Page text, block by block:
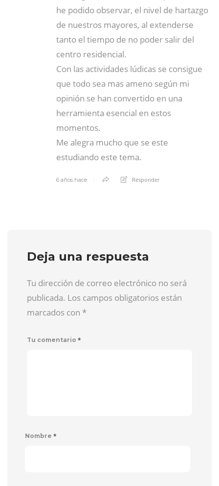
he podido observar, el nivel de hartazgo
de nuestros mayores, al extenderse
tanto el tiempo de no poder salir del
centro residencial.
Con las actividades lúdicas se consigue
que todo sea mas ameno según mi
opinión se han convertido en una
herramienta esencial en estos
momentos.
Me alegra mucho que se este
estudiando este tema.
6 años hace Responder
Deja una respuesta
Tu dirección de correo electrónico no será
publicada. Los campos obligatorios están
marcados con *
Tu comentario *
Nombre *